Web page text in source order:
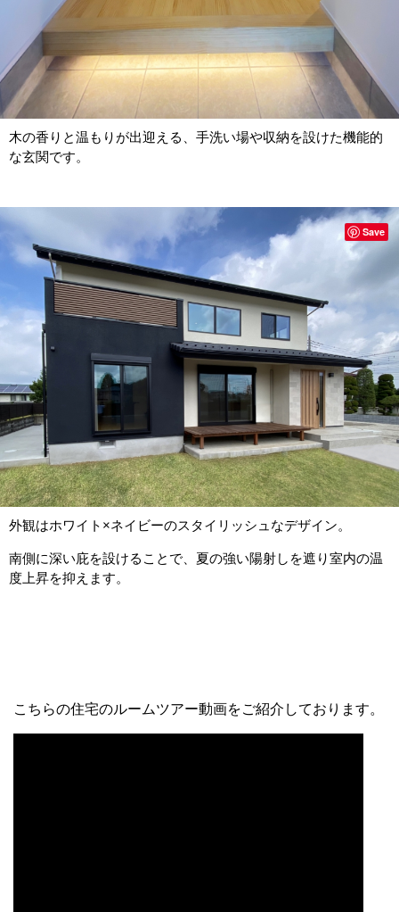
木の香りと温もりが出迎える、手洗い場や収納を設けた機能的
な玄関です。
外観はホワイト×ネイビーのスタイリッシュなデザイン。
南側に深い庇を設けることで、夏の強い陽射しを遮り室内の温
度上昇を抑えます。
Save
こちらの住宅のルームツアー動画をご紹介しております。